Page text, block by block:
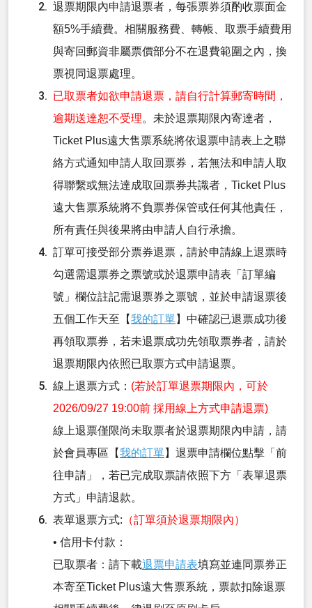
退票期限內申請退票者，每張票券須酌收票面金
額5%手續費。相關服務費、轉帳、取票手續費用
與寄回郵資非屬票價部分不在退費範圍之內，換
票視同退票處理。
已取票者如欲申請退票，請自行計算郵寄時間，
逾期送達恕不受理。未於退票期限內寄達者，
Ticket Plus遠大售票系統將依退票申請表上之聯
絡方式通知申請人取回票券，若無法和申請人取
得聯繫或無法達成取回票券共識者，Ticket Plus
遠大售票系統將不負票券保管或任何其他責任，
所有責任與後果將由申請人自行承擔。
訂單可接受部分票券退票，請於申請線上退票時
勾選需退票券之票號或於退票申請表「訂單編
號」欄位註記需退票券之票號，並於申請退票後
五個工作天至【我的訂單】中確認已退票成功後
再領取票券，若未退票成功先領取票券者，請於
退票期限內依照已取票方式申請退票。
線上退票方式： (若於訂單退票期限內，可於
2026/09/27 19:00前 採用線上方式申請退票)
線上退票僅限尚未取票者於退票期限內申請，請
於會員專區【我的訂單】退票申請欄位點擊「前
往申請」，若已完成取票請依照下方「表單退票
方式」申請退款。
表單退票方式: （訂單須於退票期限內）
• 信用卡付款：
已取票者：請下載退票申請表填寫並連同票券正
本寄至Ticket Plus遠大售票系統，票款扣除退票